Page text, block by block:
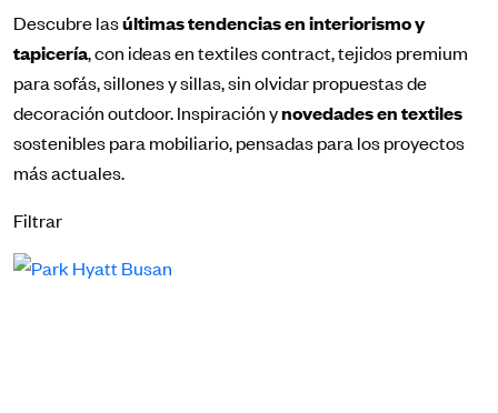
Descubre lasúltimas tendencias en interiorismo y
tapicería, con ideas en textiles contract, tejidos premium
para sofás, sillones y sillas, sin olvidar propuestas de
decoración outdoor. Inspiración ynovedades en textiles
sostenibles para mobiliario, pensadas para los proyectos
más actuales.
Filtrar